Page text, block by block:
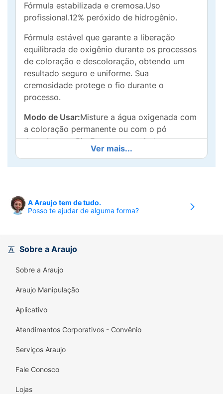
Fórmula estabilizada e cremosa.Uso
profissional.12% peróxido de hidrogênio.
Fórmula estável que garante a liberação
equilibrada de oxigênio durante os processos
de coloração e descoloração, obtendo um
resultado seguro e uniforme. Sua
cremosidade protege o fio durante o
processo.
Modo de Usar:Misture a água oxigenada com
a coloração permanente ou com o pó
descolorante Bio Extratus, seguindo
atentamente as instruções contidas nos
rótulos desses produtos.
pouco do produto e aplique uma pequena
quantidade no antebraço ou atrás da orelha.
teste surgir irritação no local ou em suas
proximidades, tais como rubor, inchaço,
ardência ou queimadura, fica provada a
ser utilizado.
Ver mais...
A Araujo tem de tudo.
Posso te ajudar de alguma forma?
Sobre a Araujo
Sobre a Araujo
Araujo Manipulação
Aplicativo
Atendimentos Corporativos - Convênio
Serviços Araujo
Fale Conosco
Lojas